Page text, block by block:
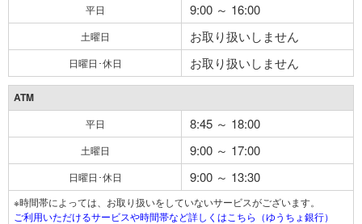
平日 9:00 ～ 16:00
土曜日 お取り扱いしません
日曜日･休日 お取り扱いしません
ATM
平日 8:45 ～ 18:00
土曜日 9:00 ～ 17:00
日曜日･休日 9:00 ～ 13:30
※時間帯によっては、お取り扱いをしていないサービスがございます。
ご利用いただけるサービスや時間帯など詳しくはこちら（ゆうちょ銀行）